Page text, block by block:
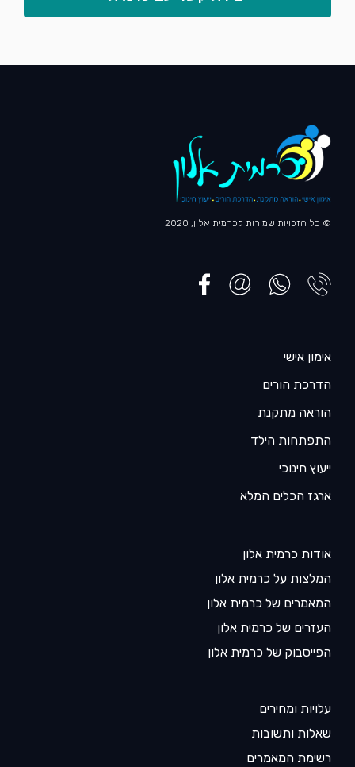
© כל הזכויות שמורות לכרמית אלון, 2020
אימון אישי
הדרכת הורים
הוראה מתקנת
התפתחות הילד
ייעוץ חינוכי
ארגז הכלים המלא
אודות כרמית אלון
המלצות על כרמית אלון
המאמרים של כרמית אלון
העזרים של כרמית אלון
הפייסבוק של כרמית אלון
עלויות ומחירים
שאלות ותשובות
רשימת המאמרים